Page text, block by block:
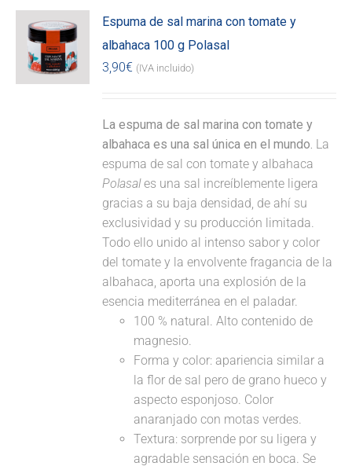
Espuma de sal marina con tomate y
albahaca 100 g Polasal
3,90€ (IVA incluido)
La espuma de sal marina con tomate y
albahaca es una sal única en el mundo. La
espuma de sal con tomate y albahaca
Polasales una sal increíblemente ligera
gracias a su baja densidad, de ahí su
exclusividad y su producción limitada.
Todo ello unido al intenso sabor y color
del tomate y la envolvente fragancia de la
albahaca, aporta una explosión de la
esencia mediterránea en el paladar.
100 % natural. Alto contenido de
magnesio.
Forma y color: apariencia similar a
la flor de sal pero de grano hueco y
aspecto esponjoso. Color
anaranjado con motas verdes.
Textura: sorprende por su ligera y
agradable sensación en boca. Se